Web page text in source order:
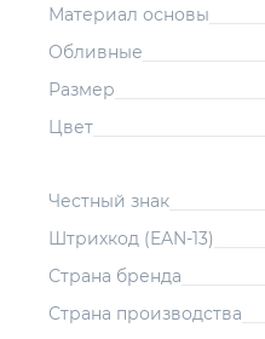
Материал основы
Обливные
Размер
Цвет
Честный знак
Штрихкод (EAN-13)
Страна бренда
Страна производства